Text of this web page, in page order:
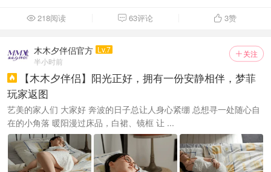
218阅读  63评论  3赞
 关注
木木夕伴侣官方 Lv.7
半小时前

【木木夕伴侣】阳光正好，拥有一份安静相伴，梦菲
玩家返图
艺美的家人们 大家好 奔波的日子总让人身心紧绷 总想寻一处随心自
在的小角落 暖阳漫过床品，白裙、镜框 让 ...